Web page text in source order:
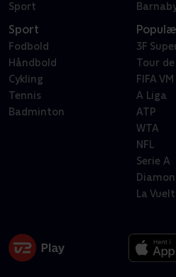
Sport
Sport
Fodbold
Håndbold
Cykling
Tennis
Badminton
3F
Tour
FIFA
A Liga
ATP
WTA
NFL
Serie A
La